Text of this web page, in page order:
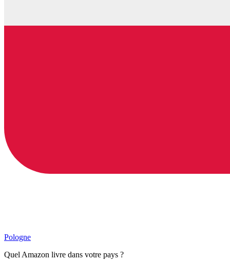
Pologne
Quel Amazon livre dans votre pays ?